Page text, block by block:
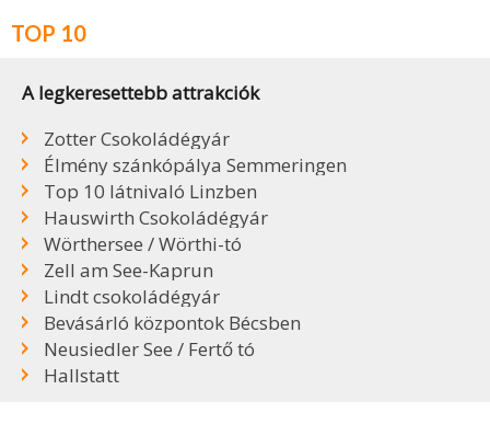
TOP 10
A legkeresettebb attrakciók
Zotter Csokoládégyár
Élmény szánkópálya Semmeringen
Top 10 látnivaló Linzben
Hauswirth Csokoládégyár
Wörthersee / Wörthi-tó
Zell am See-Kaprun
Lindt csokoládégyár
Bevásárló központok Bécsben
Neusiedler See / Fertő tó
Hallstatt